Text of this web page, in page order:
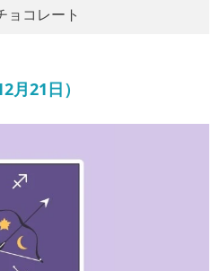
ョコレート
月21日）